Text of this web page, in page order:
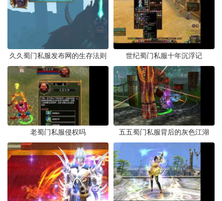
久久蜀门私服发布网的生存法则 世纪蜀门私服十年沉浮记
老蜀门私服侵权吗 五五蜀门私服背后的灰色江湖